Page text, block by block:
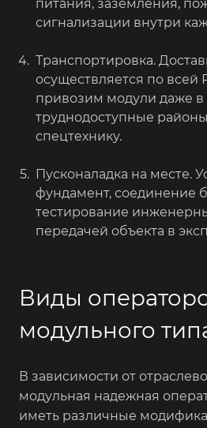
питания, заземления,
сигнализации внутри
Транспортировка.
осуществляется по
привозим модули даже
труднодоступные
спецтехнику.
Пусконаладка на месте.
фундамент, соединение
тестирование
передачей объекта в
Виды
модульного
В зависимости от
модульная надежная
иметь различные